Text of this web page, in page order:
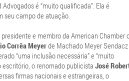
é “muito qualificada”. Ela é
seu campo de atuação.
e membro da American Chamber
Corrêa Meyerde Machado Meyer
“uma inclusão necessária” e “muito
o renomado publicista José
firmas nacionais e estrangeiras, o